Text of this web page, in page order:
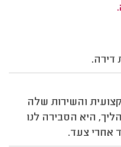
דירה.
והשירות שלה
היא הסבירה לנו
אחרי צעד.